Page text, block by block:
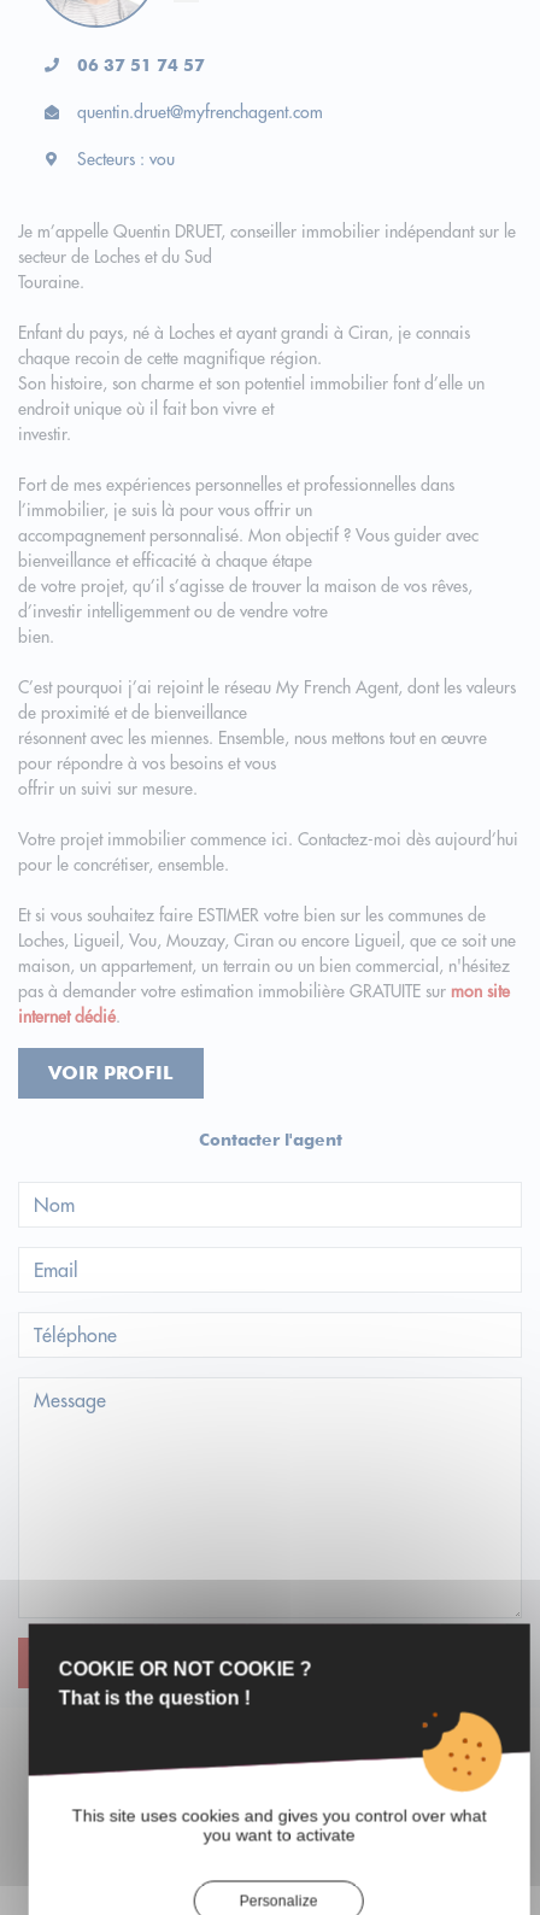
06 37 51 74 57
quentin.druet@myfrenchagent.com
Secteurs : vou
Je m’appelle Quentin DRUET, conseiller immobilier indépendant sur le
secteur de Loches et du Sud
Touraine.
Enfant du pays, né à Loches et ayant grandi à Ciran, je connais
chaque recoin de cette magnifique région.
Son histoire, son charme et son potentiel immobilier font d’elle un
endroit unique où il fait bon vivre et
investir.
Fort de mes expériences personnelles et professionnelles dans
l’immobilier, je suis là pour vous offrir un
accompagnement personnalisé. Mon objectif ? Vous guider avec
bienveillance et efficacité à chaque étape
de votre projet, qu’il s’agisse de trouver la maison de vos rêves,
d’investir intelligemment ou de vendre votre
bien.
C’est pourquoi j’ai rejoint le réseau My French Agent, dont les valeurs
de proximité et de bienveillance
résonnent avec les miennes. Ensemble, nous mettons tout en œuvre
pour répondre à vos besoins et vous
offrir un suivi sur mesure.
Votre projet immobilier commence ici. Contactez-moi dès aujourd’hui
pour le concrétiser, ensemble.
Et si vous souhaitez faire ESTIMER votre bien sur les communes de
Loches, Ligueil, Vou, Mouzay, Ciran ou encore Ligueil, que ce soit une
maison, un appartement, un terrain ou un bien commercial, n'hésitez
pas à demander votre estimation immobilière GRATUITE sur mon site
internet dédié.
VOIR PROFIL
Contacter l'agent
ENVOYER
COOKIE OR NOT COOKIE ?
That is the question !
This site uses cookies and gives you control over what
you want to activate
Personalize